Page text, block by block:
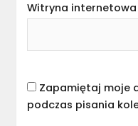
Witryna internetowa
Zapamiętaj moje
podczas pisania